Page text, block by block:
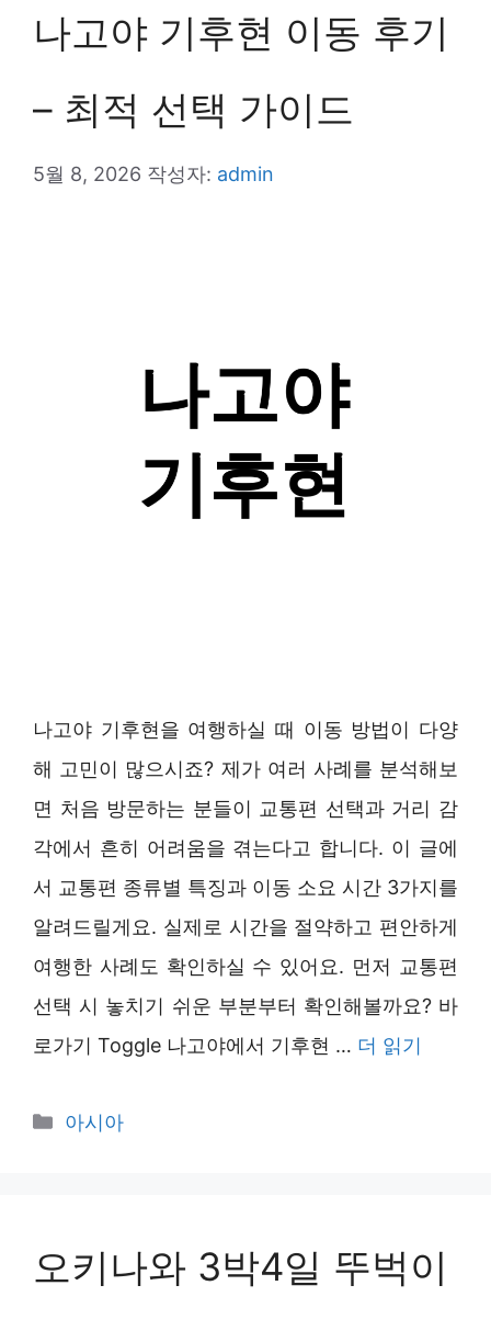
나고야 기후현 이동 후기
– 최적 선택 가이드
5월 8, 2026 작성자: admin
나고야 기후현을 여행하실 때 이동 방법이 다양
해 고민이 많으시죠? 제가 여러 사례를 분석해보
면 처음 방문하는 분들이 교통편 선택과 거리 감
각에서 흔히 어려움을 겪는다고 합니다. 이 글에
서 교통편 종류별 특징과 이동 소요 시간 3가지를
알려드릴게요. 실제로 시간을 절약하고 편안하게
여행한 사례도 확인하실 수 있어요. 먼저 교통편
선택 시 놓치기 쉬운 부분부터 확인해볼까요? 바
로가기 Toggle 나고야에서 기후현 … 더 읽기
카
아시아
오키나와 3박4일 뚜벅이